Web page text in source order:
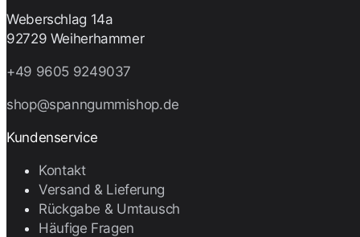
Weberschlag 14a
92729 Weiherhammer
+49 9605 9249037
shop@spanngummishop.de
Kundenservice
Kontakt
Versand & Lieferung
Rückgabe & Umtausch
Häufige Fragen